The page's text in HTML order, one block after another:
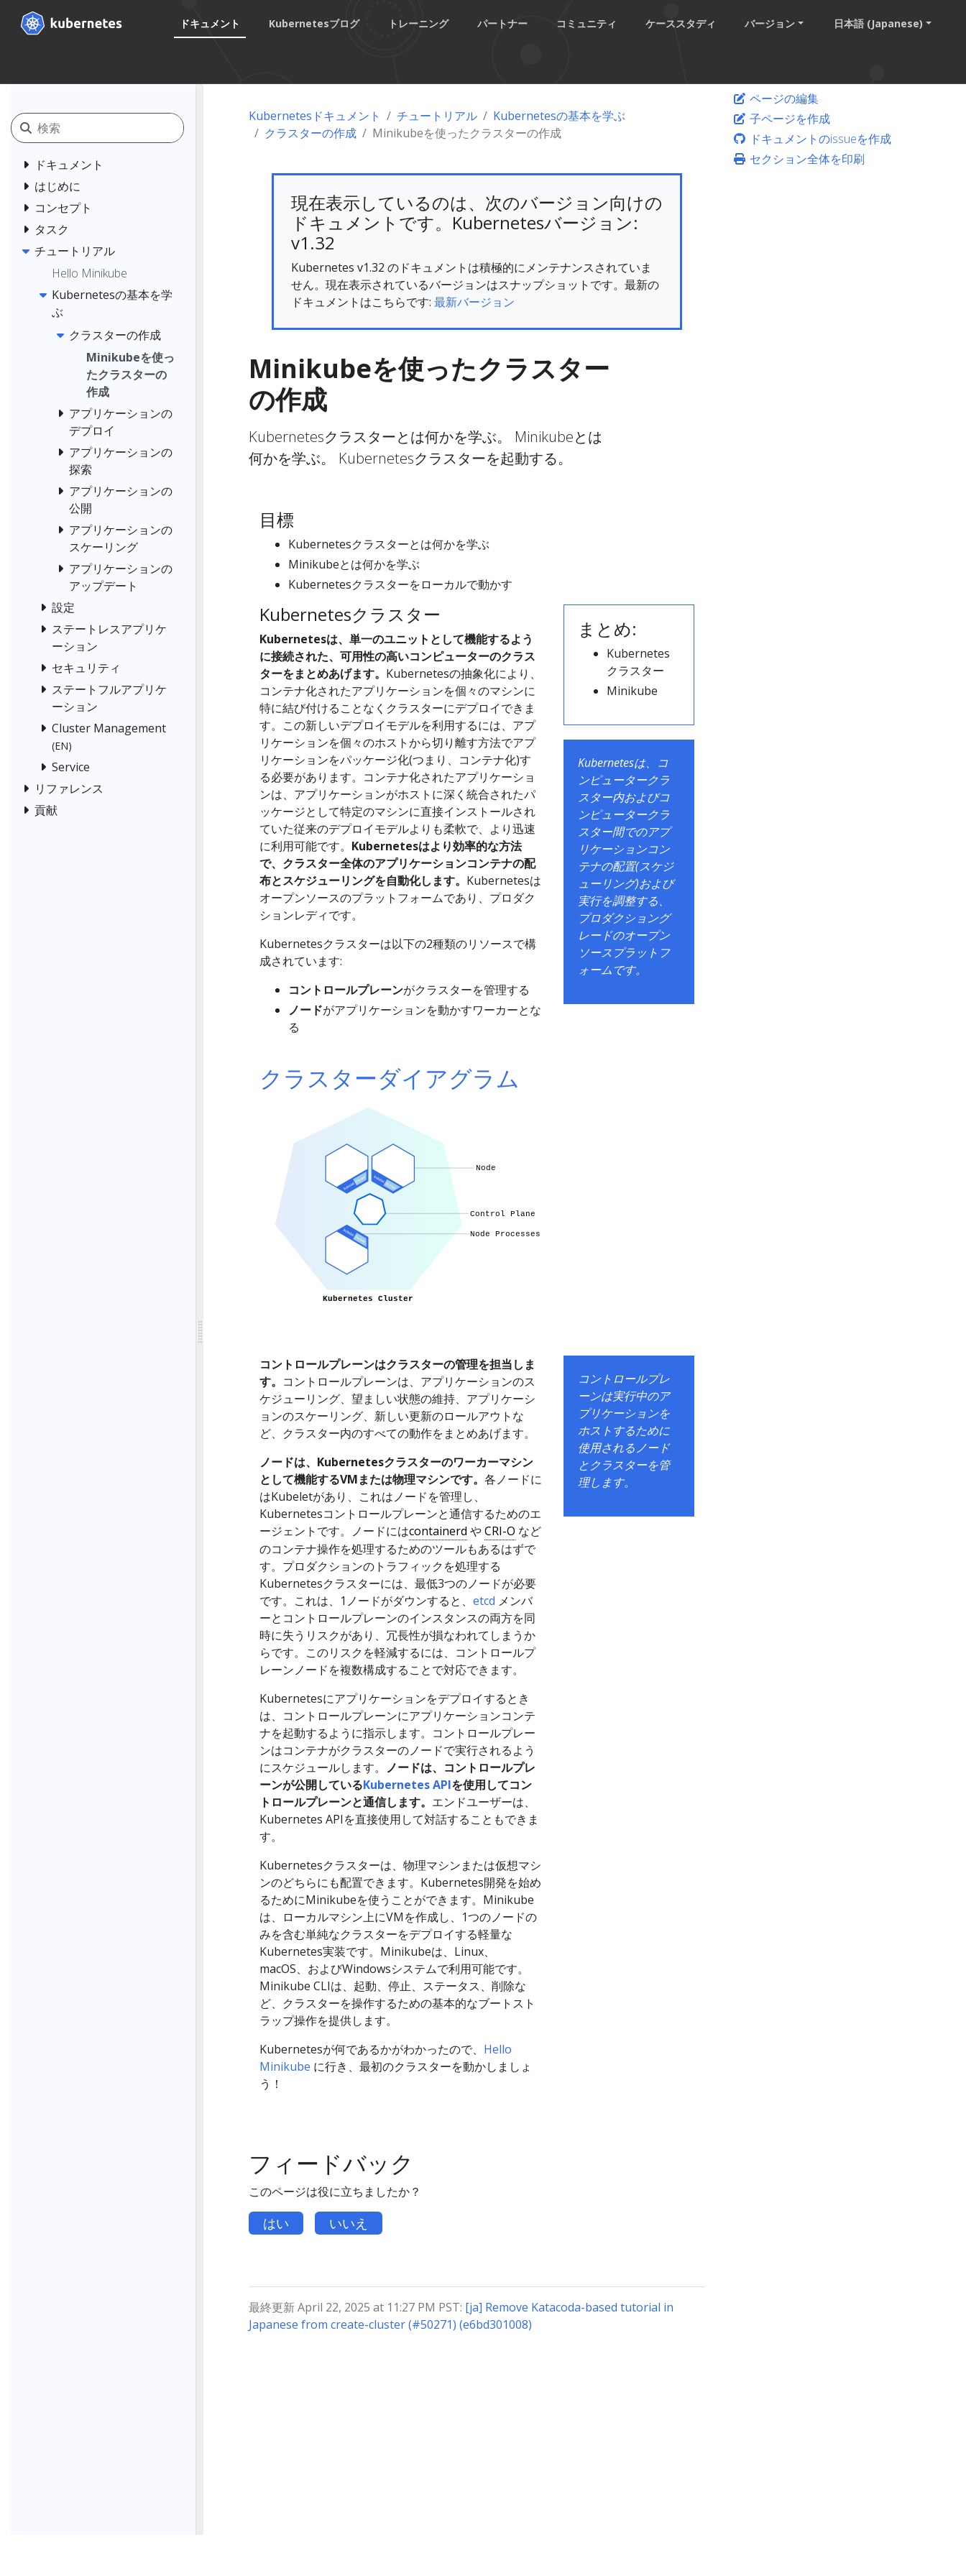
ドキュメント Kubernetesブログ トレーニング パートナー コミュニティ ケーススタディ バージョン 日本語 (Japanese)
ドキュメント
はじめに
コンセプト
タスク
チュートリアル
Hello Minikube
Kubernetesの基本を学
ぶ
クラスターの作成
Minikubeを使っ
たクラスターの
作成
アプリケーションの
デプロイ
アプリケーションの
探索
アプリケーションの
公開
アプリケーションの
スケーリング
アプリケーションの
アップデート
設定
ステートレスアプリケ
ーション
セキュリティ
ステートフルアプリケ
ーション
Cluster Management
(EN)
Service
リファレンス
貢献
Kubernetesドキュメント チュートリアル
Kubernetesの基本を学ぶ
クラスターの作成
Minikubeを使ったクラスターの作成
現在表示しているのは、次のバージョン向けの
ドキュメントです。Kubernetesバージョン:
v1.32
Kubernetes v1.32 のドキュメントは積極的にメンテナンスされていま
せん。現在表示されているバージョンはスナップショットです。最新の
ドキュメントはこちらです: 最新バージョン
Minikubeを使ったクラスター
の作成
Kubernetesクラスターとは何かを学ぶ。 Minikubeとは
何かを学ぶ。 Kubernetesクラスターを起動する。
目標
Kubernetesクラスターとは何かを学ぶ
Minikubeとは何かを学ぶ
Kubernetesクラスターをローカルで動かす
Kubernetesクラスター
Kubernetesは、単一のユニットとして機能するよう
に接続された、可用性の高いコンピューターのクラス
ターをまとめあげます。 Kubernetesの抽象化により、
コンテナ化されたアプリケーションを個々のマシンに
特に結び付けることなくクラスターにデプロイできま
す。この新しいデプロイモデルを利用するには、アプ
リケーションを個々のホストから切り離す方法でアプ
リケーションをパッケージ化(つまり、コンテナ化)す
る必要があります。コンテナ化されたアプリケーショ
ンは、アプリケーションがホストに深く統合されたパ
ッケージとして特定のマシンに直接インストールされ
ていた従来のデプロイモデルよりも柔軟で、より迅速
に利用可能です。 Kubernetesはより効率的な方法
で、クラスター全体のアプリケーションコンテナの配
布とスケジューリングを自動化します。 Kubernetesは
オープンソースのプラットフォームであり、プロダク
ションレディです。
Kubernetesクラスターは以下の2種類のリソースで構
成されています:
コントロールプレーンがクラスターを管理する
ノードがアプリケーションを動かすワーカーとな
る
まとめ:
Kubernetes
クラスター
Minikube
Kubernetesは、コ
ンピュータークラ
スター内およびコ
ンピュータークラ
スター間でのアプ
リケーションコン
テナの配置(スケジ
ューリング)および
実行を調整する、
プロダクショング
レードのオープン
ソースプラットフ
ォームです。
クラスターダイアグラム
コントロールプレーンはクラスターの管理を担当しま
す。 コントロールプレーンは、アプリケーションのス
ケジューリング、望ましい状態の維持、アプリケーシ
ョンのスケーリング、新しい更新のロールアウトな
ど、クラスター内のすべての動作をまとめあげます。
ノードは、Kubernetesクラスターのワーカーマシン
として機能するVMまたは物理マシンです。 各ノードに
はKubeletがあり、これはノードを管理し、
Kubernetesコントロールプレーンと通信するためのエ
ージェントです。ノードにはcontainerd やCRI-O など
のコンテナ操作を処理するためのツールもあるはずで
す。プロダクションのトラフィックを処理する
Kubernetesクラスターには、最低3つのノードが必要
です。これは、1ノードがダウンすると、 etcd メンバ
ーとコントロールプレーンのインスタンスの両方を同
時に失うリスクがあり、冗長性が損なわれてしまうか
らです。このリスクを軽減するには、コントロールプ
レーンノードを複数構成することで対応できます。
コントロールプレ
ーンは実行中のア
プリケーションを
ホストするために
使用されるノード
とクラスターを管
理します。
Kubernetesにアプリケーションをデプロイするとき
は、コントロールプレーンにアプリケーションコンテ
ナを起動するように指示します。コントロールプレー
ンはコンテナがクラスターのノードで実行されるよう
にスケジュールします。 ノードは、コントロールプレ
ーンが公開しているKubernetes APIを使用してコン
トロールプレーンと通信します。 エンドユーザーは、
Kubernetes APIを直接使用して対話することもできま
す。
Kubernetesクラスターは、物理マシンまたは仮想マシ
ンのどちらにも配置できます。Kubernetes開発を始め
るためにMinikubeを使うことができます。Minikube
は、ローカルマシン上にVMを作成し、1つのノードの
みを含む単純なクラスターをデプロイする軽量な
Kubernetes実装です。Minikubeは、Linux、
macOS、およびWindowsシステムで利用可能です。
Minikube CLIは、起動、停止、ステータス、削除な
ど、クラスターを操作するための基本的なブートスト
ラップ操作を提供します。
Kubernetesが何であるかがわかったので、 Hello
Minikube に行き、最初のクラスターを動かしましょ
う！
フィードバック
このページは役に立ちましたか？
はい いいえ
最終更新 April 22, 2025 at 11:27 PM PST: [ja] Remove Katacoda-based tutorial in
Japanese from create-cluster (#50271) (e6bd301008)
ページの編集
子ページを作成
ドキュメントのissueを作成
セクション全体を印刷